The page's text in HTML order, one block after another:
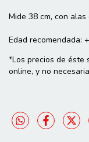
Mide 38 cm, con alas
Edad recomendada:
*Los precios de éste
online, y no